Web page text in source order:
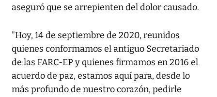
aseguró que se arrepienten del dolor causado.
"Hoy, 14 de septiembre de 2020, reunidos
quienes conformamos el antiguo Secretariado
de las FARC-EP y quienes firmamos en 2016 el
acuerdo de paz, estamos aquí para, desde lo
más profundo de nuestro corazón, pedirle